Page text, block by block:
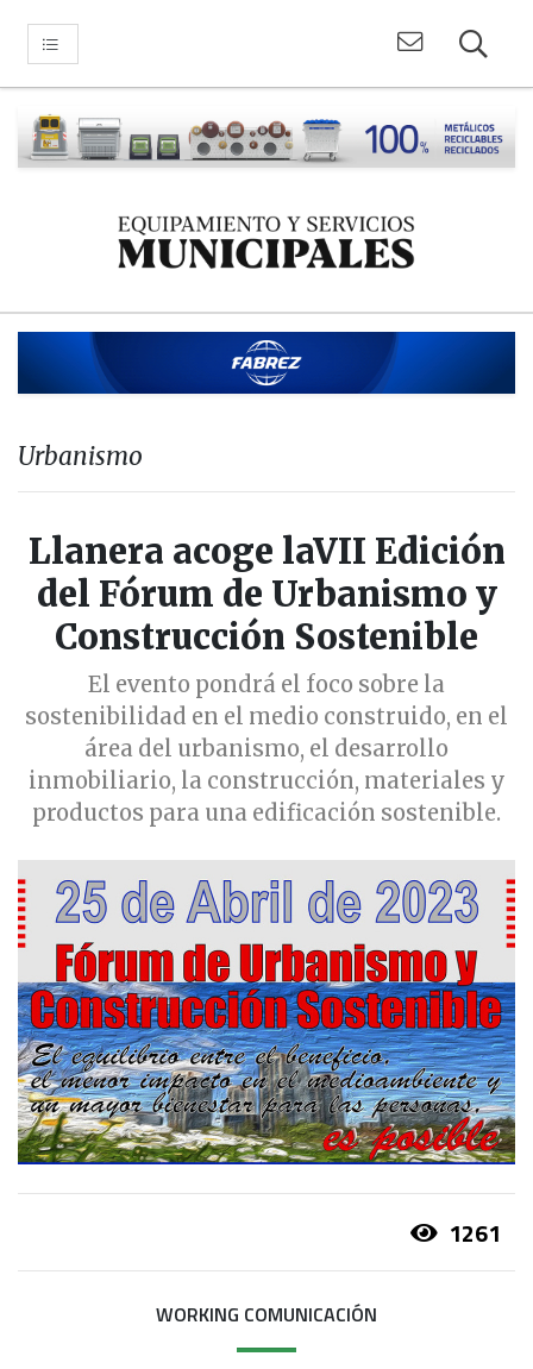
Urbanismo
Llanera acoge laVII Edición
del Fórum de Urbanismo y
Construcción Sostenible
El evento pondrá el foco sobre la
sostenibilidad en el medio construido, en el
área del urbanismo, el desarrollo
inmobiliario, la construcción, materiales y
productos para una edificación sostenible.
1261
WORKING COMUNICACIÓN